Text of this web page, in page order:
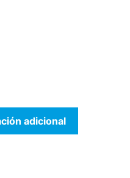
adicional